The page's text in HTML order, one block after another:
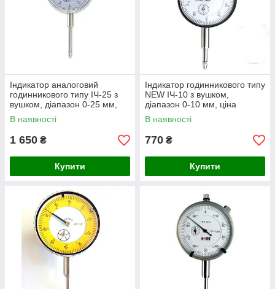
Індикатор аналоговий
годинникового типу ІЧ-25 з
вушком, діапазон 0-25 мм,
ціна ділення 0.01 мм
В наявності
1 650 ₴
Купити
Індикатор годинникового типу
NEW ІЧ-10 з вушком,
діапазон 0-10 мм, ціна
ділення 0.01 мм
В наявності
770 ₴
Купити